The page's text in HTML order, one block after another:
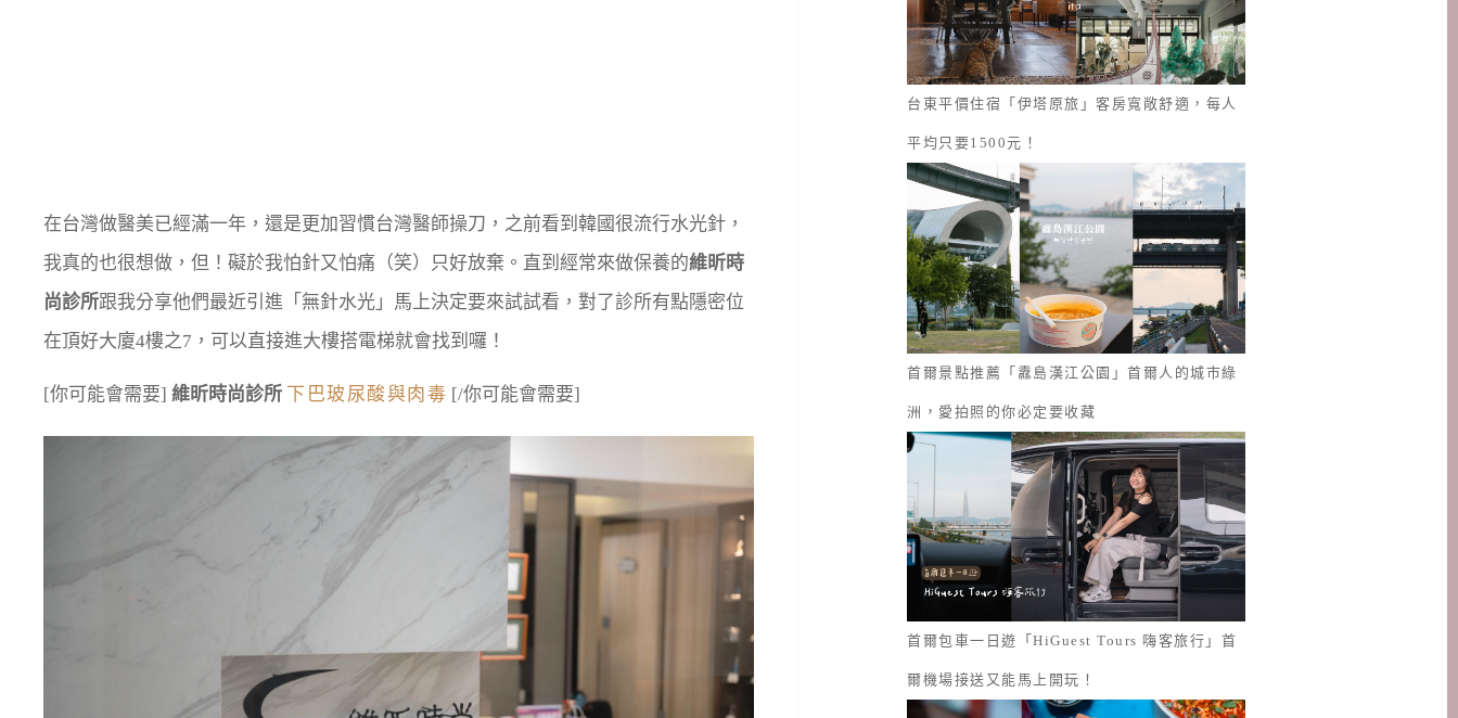
在台灣做醫美已經滿一年，還是更加習慣台灣醫師操刀，之前看到韓國很流行水光針，
我真的也很想做，但！礙於我怕針又怕痛（笑）只好放棄。直到經常來做保養的維昕時
尚診所跟我分享他們最近引進「無針水光」馬上決定要來試試看，對了診所有點隱密位
在頂好大廈4樓之7，可以直接進大樓搭電梯就會找到囉！
[你可能會需要] 維昕時尚診所 下巴玻尿酸與肉毒 [/你可能會需要]
台東平價住宿「伊塔原旅」客房寬敞舒適，每人
平均只要1500元！
首爾景點推薦「纛島漢江公園」首爾人的城市綠
洲，愛拍照的你必定要收藏
首爾包車一日遊「HiGuest Tours 嗨客旅行」首
爾機場接送又能馬上開玩！